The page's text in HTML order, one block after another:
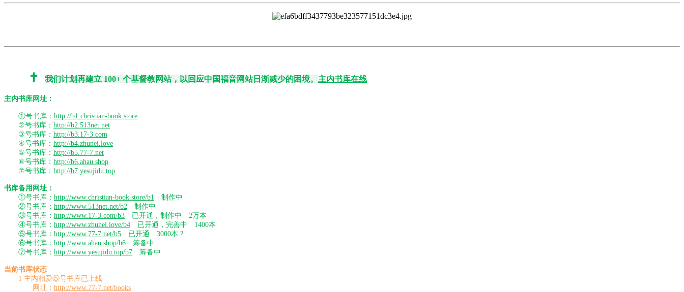
✝️ 我们计划再建立 100+ 个基督教网站 ，以回应中国福音网站日渐减少的困境。 主内书库在线
主内书库网址：
①号书库： http://b1.christian-book.store
②号书库： http://b2.513net.net
③号书库： http://b3.17-3.com
④号书库： http://b4.zhunei.love
⑤号书库： http://b5.77-7.net
⑥号书库： http://b6.ahau.shop
⑦号书库： http://b7.yesujidu.top
书库备用网址：
①号书库： http://www.christian-book.store/b1
制作中
②号书库： http://www.513net.net/b2 制作中
③号书库： http://www.17-3.com/b3 已开通，制作中 2万本
④号书库： http://www.zhunei.love/b4 已开通，完善中 1400本
⑤号书库： http://www.77-7.net/b5 已开通 3000本 ?
⑥号书库： http://www.ahau.shop/b6 筹备中
⑦号书库： http://www.yesujidu.top/b7 筹备中
当前书库状态
1 主内相爱⑤号书库已上线
网址： http://www.77-7.net/books